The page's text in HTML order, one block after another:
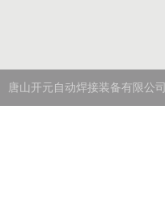
唐山开元自动焊接装备有限公司